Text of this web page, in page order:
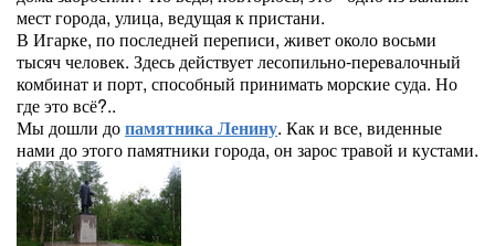
мест города, улица, ведущая к пристани.
В Игарке, по последней переписи, живет около восьми
тысяч человек. Здесь действует лесопильно-перевалочный
комбинат и порт, способный принимать морские суда. Но
где это всё?..
Мы дошли допамятника Ленину. Как и все, виденные
нами до этого памятники города, он зарос травой и кустами.